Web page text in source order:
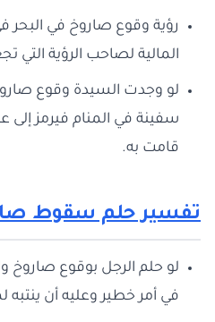
رؤية وقوع صاروخ في البحر
المالية لصاحب الرؤية التي
لو وجدت السيدة وقوع
سفينة في المنام فيرمز
قامت به.
تفسير حلم سقوط
لو حلم الرجل بوقوع صاروخ
في أمر خطير وعليه أن